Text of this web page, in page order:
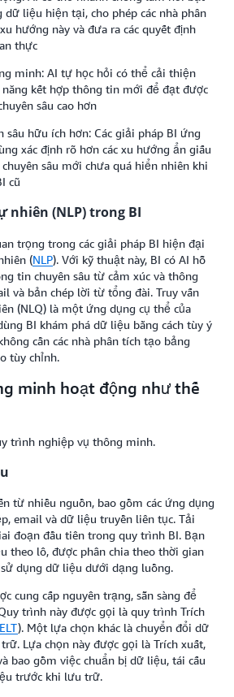
dữ liệu hiện tại, cho phép các nhà phân
hướng này và đưa ra các quyết định
thực
minh: AI tự học hỏi có thể cải thiện
kết hợp thông tin mới để đạt được
sâu cao hơn
hữu ích hơn: Các giải pháp BI ứng
xác định rõ hơn các xu hướng ẩn giấu
sâu mới chưa quá hiển nhiên khi
cũ
nhiên (NLP) trong BI
trọng trong các giải pháp BI hiện đại
(NLP). Với kỹ thuật này, BI có AI hỗ
tin chuyên sâu từ cảm xúc và thông
và bản chép lời từ tổng đài. Truy vấn
(NLQ) là một ứng dụng cụ thể của
BI khám phá dữ liệu bằng cách tùy ý
cần các nhà phân tích tạo bảng
tùy chỉnh.
minh hoạt động như thế
trình nghiệp vụ thông minh.
từ nhiều nguồn, bao gồm các ứng dụng
email và dữ liệu truyền liên tục. Tải
đoạn đầu tiên trong quy trình BI. Bạn
theo lô, được phân chia theo thời gian
dụng dữ liệu dưới dạng luồng.
cung cấp nguyên trạng, sẵn sàng để
trình này được gọi là quy trình Trích
ELT). Một lựa chọn khác là chuyển đổi dữ
Lựa chọn này được gọi là Trích xuất,
bao gồm việc chuẩn bị dữ liệu, tái cấu
trước khi lưu trữ.